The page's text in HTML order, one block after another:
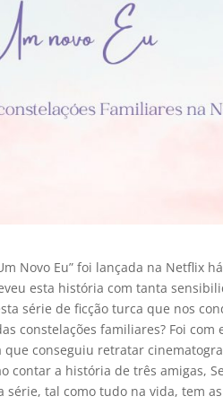
Novo Eu” foi lançada na Netflix
esta história com tanta
série de ficção turca que nos
constelações familiares? Foi
conseguiu retratar
contar a história de três amigas,
série, tal como tudo na vida, tem